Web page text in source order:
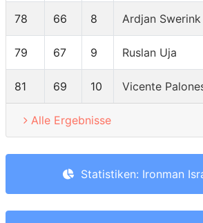
78 66 8 Ardjan Swerink
79 67 9 Ruslan Uja
81 69 10 Vicente
Alle Ergebnisse
Statistiken: Ironman